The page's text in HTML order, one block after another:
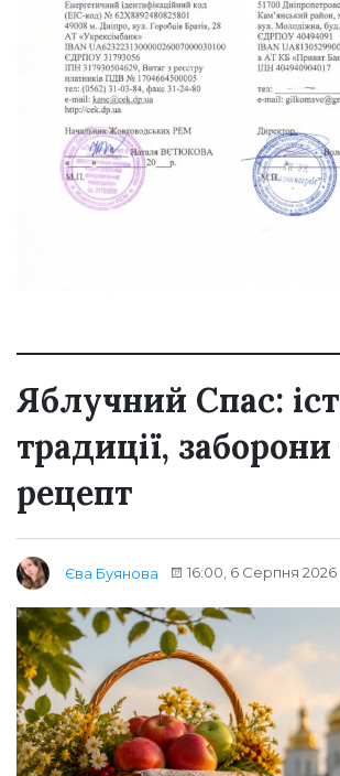
Яблучний Спас:
традиції, заборони
рецепт
Єва Буянова 16:00, 6 Серпня 2026